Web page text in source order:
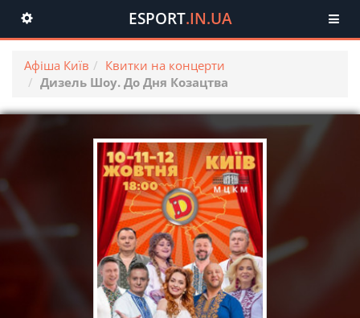
Toggle
navigation
ESPORT.IN.UA
Афіша Київ
Квитки на концерти
Дизель Шоу. До Дня Козацтва